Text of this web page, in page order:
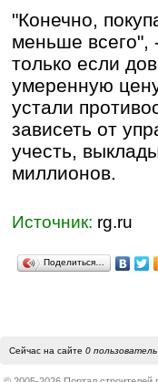
"Конечно,
меньше всего",
только если
умеренную
устали
зависеть от
учесть,
миллионов.
Источник: rg.ru
Поделиться…
Сейчас на сайте 0 пользователь